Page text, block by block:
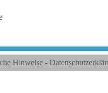
Hinweise -